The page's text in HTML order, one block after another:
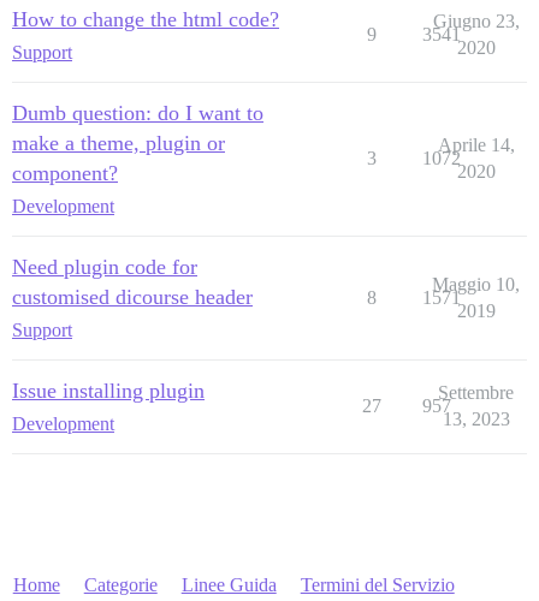
How to change the html code?
Support
9 3541
Giugno 23,
2020
Dumb question: do I want to
make a theme, plugin or
component?
Development
3 1072
Aprile 14,
2020
Need plugin code for
customised dicourse header
Support
8 1571
Maggio 10,
2019
Issue installing plugin
Development
27 957
Settembre
13, 2023
Home Categorie Linee Guida Termini del Servizio